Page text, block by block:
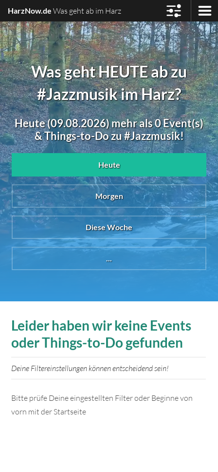
HarzNow.de Was geht ab im Harz
Was geht HEUTE ab zu
#Jazzmusik im Harz?
Heute (09.08.2026) mehr als 0 Event(s)
& Things-to-Do zu #Jazzmusik!
Heute
Morgen
Diese Woche
Leider haben wir keine Events
oder Things-to-Do gefunden
Deine Filtereinstellungen können entscheidend sein!
Bitte prüfe Deine eingestellten Filter oder Beginne von
vorn mit der Startseite